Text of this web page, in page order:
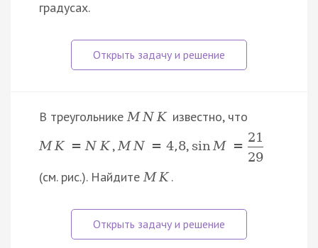
градусах.
В треугольникеM N K известно, что
M K = N K ,M N = 4,8, sin M =
21
29
(см. рис.). НайдитеM K .